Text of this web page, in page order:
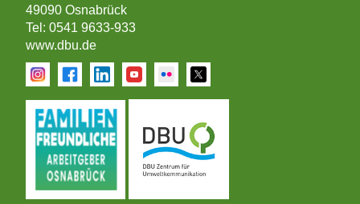
49090 Osnabrück
Tel: 0541 9633-933
www.dbu.de